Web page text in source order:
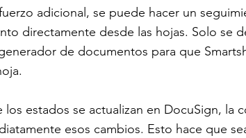
adicional, se puede hacer un
directamente desde las hojas. Solo se
de documentos para que
los estados se actualizan en DocuSign, la
esos cambios. Esto hace que